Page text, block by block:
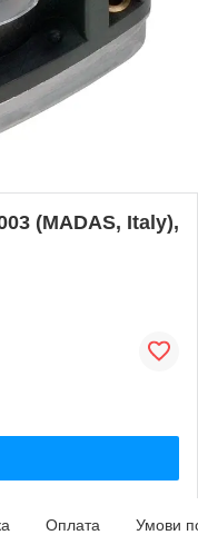
(MADAS, Italy),
Оплата Умови